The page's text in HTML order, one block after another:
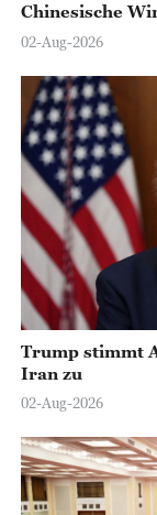
Chinesische
02-Aug-2026
Trump stimmt
Iran zu
02-Aug-2026